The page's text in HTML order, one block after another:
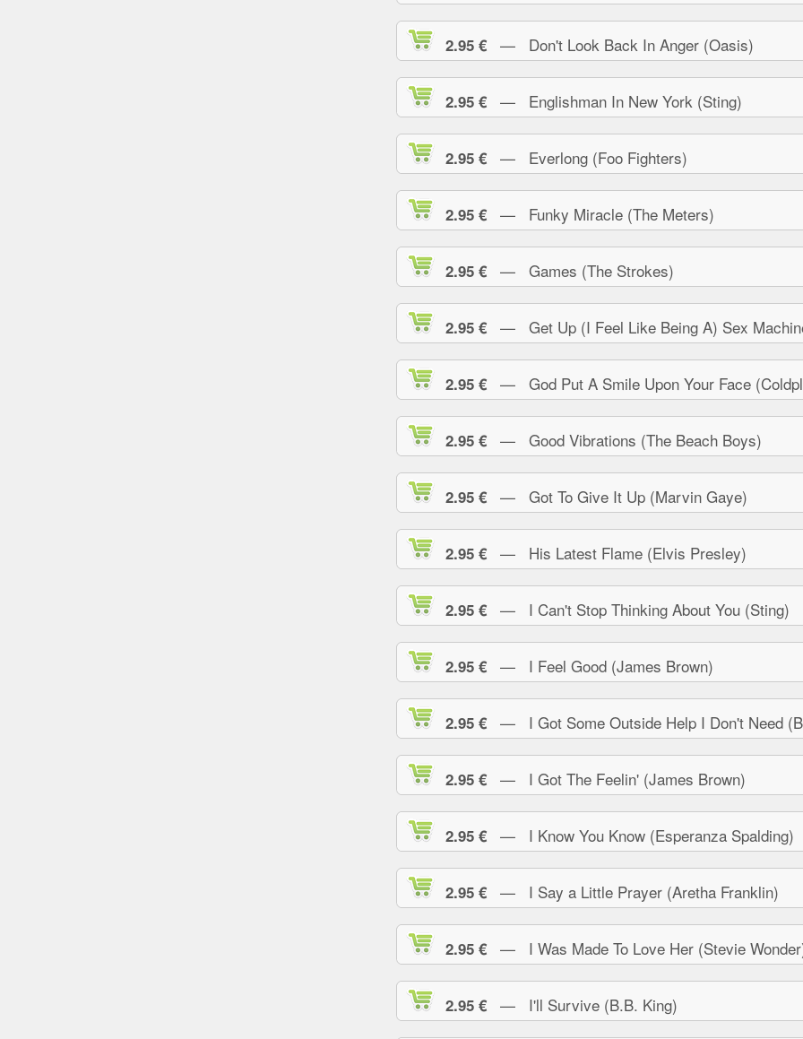
2.95 € — Don't Look Back In Anger (Oasis)
2.95 € — Englishman In New York (Sting)
2.95 € — Everlong (Foo Fighters)
2.95 € — Funky Miracle (The Meters)
2.95 € — Games (The Strokes)
2.95 € — Get Up (I Feel Like Being A) Sex
2.95 € — God Put A Smile Upon Your Face
2.95 € — Good Vibrations (The Beach Boys)
2.95 € — Got To Give It Up (Marvin Gaye)
2.95 € — His Latest Flame (Elvis Presley)
2.95 € — I Can't Stop Thinking About You (Sting)
2.95 € — I Feel Good (James Brown)
2.95 € — I Got Some Outside Help I Don't Need
2.95 € — I Got The Feelin' (James Brown)
2.95 € — I Know You Know (Esperanza Spalding)
2.95 € — I Say a Little Prayer (Aretha Franklin)
2.95 € — I Was Made To Love Her (Stevie
2.95 € — I'll Survive (B.B. King)